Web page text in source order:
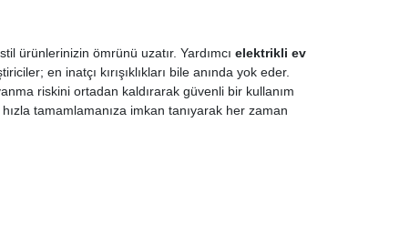
ürünlerinizin ömrünü uzatır. Yardımcı elektrikli ev
en inatçı kırışıklıkları bile anında yok eder.
riskini ortadan kaldırarak güvenli bir kullanım
tamamlamanıza imkan tanıyarak her zaman